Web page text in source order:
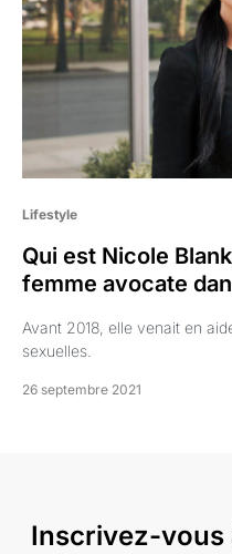
Lifestyle
Qui est Nicole
femme avocate
Avant 2018, elle venait en
sexuelles.
26 septembre 2021
Inscrivez-vous